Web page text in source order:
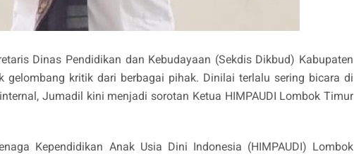
Dinas Pendidikan dan Kebudayaan (Sekdis Dikbud) Kabupaten
gelombang kritik dari berbagai pihak. Dinilai terlalu sering bicara di
Jumadil kini menjadi sorotan Ketua HIMPAUDI Lombok Timur
Kependidikan Anak Usia Dini Indonesia (HIMPAUDI) Lombok